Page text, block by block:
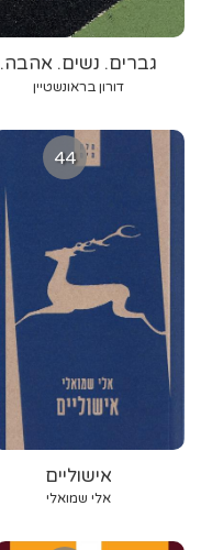
גברים. נשים. אהבה.
דורון בראונשטיין
44
אישוליים
אלי שמואלי